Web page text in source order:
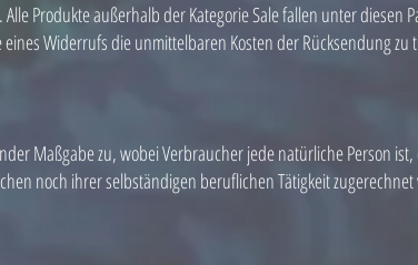
Produkte außerhalb der Kategorie Sale fallen unter diesen
Widerrufs die unmittelbaren Kosten der Rücksendung zu
Maßgabe zu, wobei Verbraucher jede natürliche Person ist,
noch ihrer selbständigen beruflichen Tätigkeit